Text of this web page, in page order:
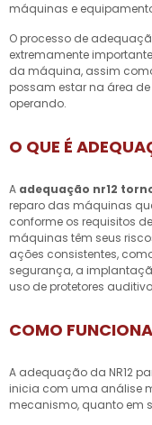
máquinas e
O processo de
extremamente
da máquina, assim
possam estar na área
operando.
O QUE É
A adequação nr12
reparo das máquinas
conforme os requisitos
máquinas têm seus
ações consistentes,
segurança, a
uso de protetores
COMO
A adequação da NR12
inicia com uma análise
mecanismo, quanto em